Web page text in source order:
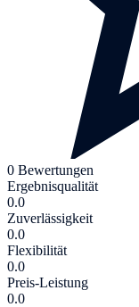
0 Bewertungen
Ergebnisqualität
0.0
Zuverlässigkeit
0.0
Flexibilität
0.0
Preis-Leistung
0.0